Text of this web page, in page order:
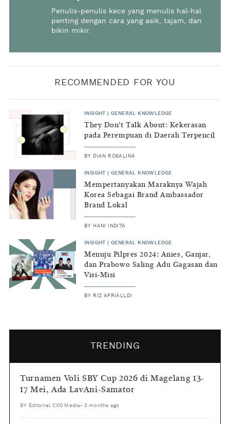
Penulis-penulis kece yang menulis hal-hal
penting dengan cara yang asik, tajam, dan
bikin mikir.
RECOMMENDED FOR YOU
INSIGHT |GENERAL KNOWLEDGE
They Don't Talk About: Kekerasan
pada Perempuan di Daerah Terpencil
BY DIAN ROSALINA
INSIGHT |GENERAL KNOWLEDGE
Mempertanyakan Maraknya Wajah
Korea Sebagai Brand Ambassador
Brand Lokal
BY HANI INDITA
INSIGHT |GENERAL KNOWLEDGE
Menuju Pilpres 2024: Anies, Ganjar,
dan Prabowo Saling Adu Gagasan dan
Visi-Misi
BY RIZ AFRIALLDI
TRENDING
Turnamen Voli SBY Cup 2026 di Magelang 13-
17 Mei, Ada LavAni-Samator
BY Editorial CXO Media • 3 months ago